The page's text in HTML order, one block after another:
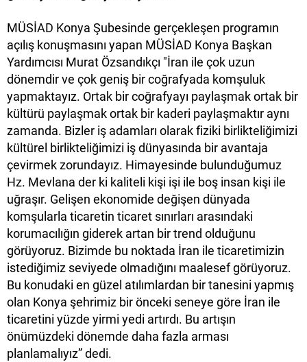
MÜSİAD Konya Şubesinde gerçekleşen programın
açılış konuşmasını yapan MÜSİAD Konya Başkan
Yardımcısı Murat Özsandıkçı "İran ile çok uzun
dönemdir ve çok geniş bir coğrafyada komşuluk
yapmaktayız. Ortak bir coğrafyayı paylaşmak ortak bir
kültürü paylaşmak ortak bir kaderi paylaşmaktır aynı
zamanda. Bizler iş adamları olarak fiziki birlikteliğimizi
kültürel birlikteliğimizi iş dünyasında bir avantaja
çevirmek zorundayız. Himayesinde bulunduğumuz
Hz. Mevlana der ki kaliteli kişi işi ile boş insan kişi ile
uğraşır. Gelişen ekonomide değişen dünyada
komşularla ticaretin ticaret sınırları arasındaki
korumacılığın giderek artan bir trend olduğunu
görüyoruz. Bizimde bu noktada İran ile ticaretimizin
istediğimiz seviyede olmadığını maalesef görüyoruz.
Bu konudaki en güzel atılımlardan bir tanesini yapmış
olan Konya şehrimiz bir önceki seneye göre İran ile
ticaretini yüzde yirmi yedi artırdı. Bu artışın
önümüzdeki dönemde daha fazla arması
planlamalıyız” dedi.